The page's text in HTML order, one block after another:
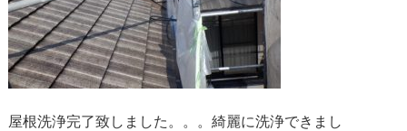
屋根洗浄完了致しました。。。綺麗に洗浄できまし